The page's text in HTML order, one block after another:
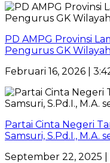
PD AMPG Provinsi
Pengurus GK
Februari 16, 2026 |
Partai Cinta Negeri
Samsuri, S.Pd.I., M.A.
September 22, 2025 |